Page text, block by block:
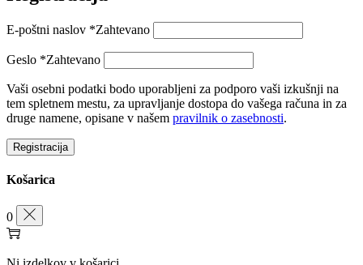
E-poštni naslov *Zahtevano
Geslo *Zahtevano
Vaši osebni podatki bodo uporabljeni za podporo vaši izkušnji na
tem spletnem mestu, za upravljanje dostopa do vašega računa in za
druge namene, opisane v našem pravilnik o zasebnosti.
Registracija
Košarica
0